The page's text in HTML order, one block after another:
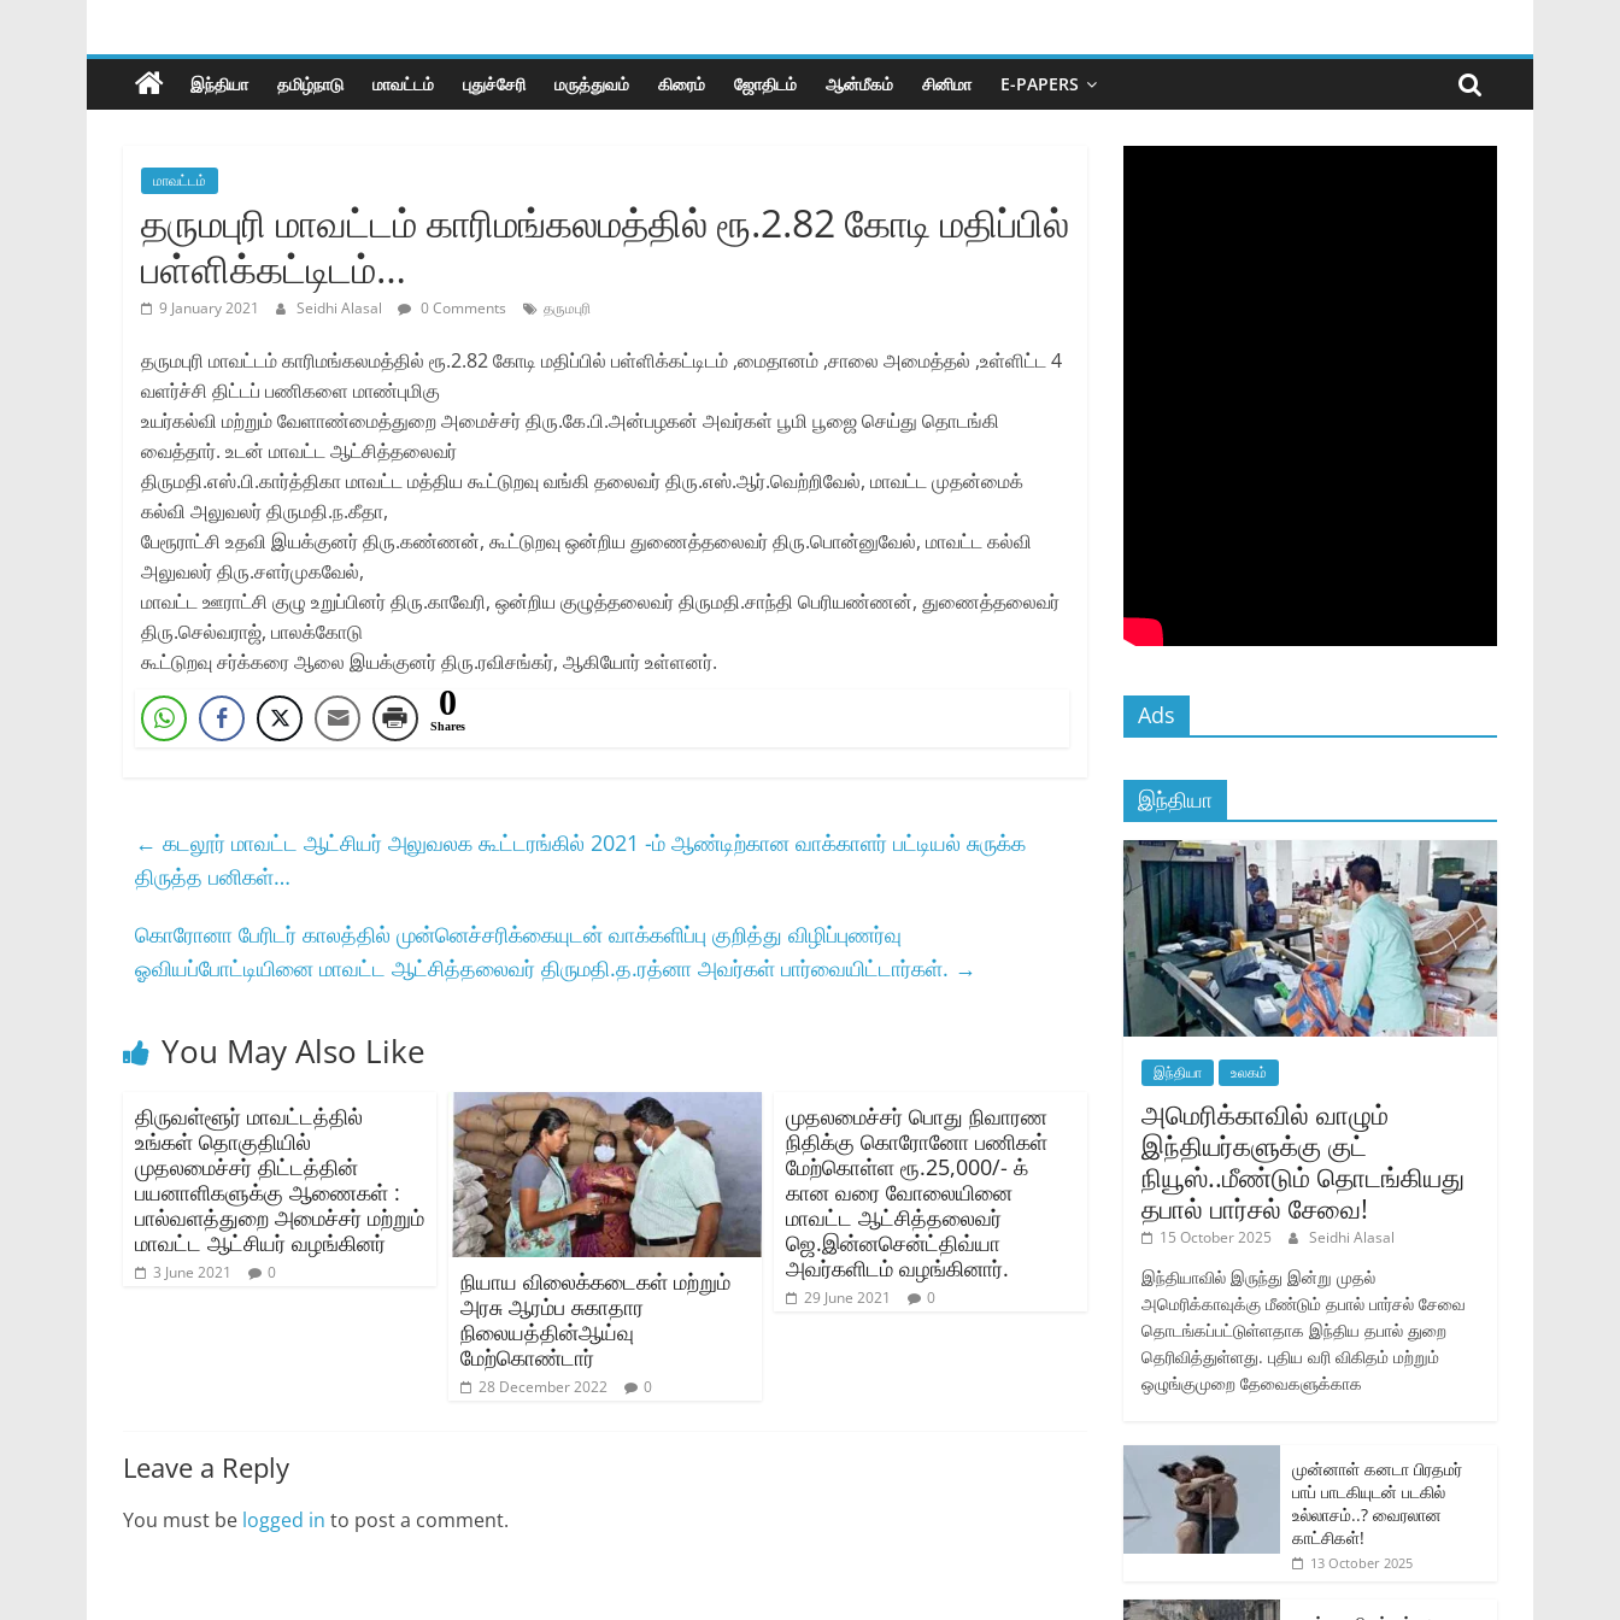
இந்தியா தமிழ்நாடு மாவட்டம் புதுச்சேரி மருத்துவம் கிரைம் ஜோ‌திட‌ம் ஆன்மீகம் சினிமா E-PAPERS
மாவட்டம்
தருமபுரி மாவட்டம்‌ காரிமங்கலமத்தில்‌ ரூ.2.82 கோடி மதிப்பில்‌
பள்ளிக்கட்டிடம்…
9 January 2021 Seidhi Alasal 0 Comments தருமபுரி
தருமபுரி மாவட்டம்‌ காரிமங்கலமத்தில்‌ ரூ.2.82 கோடி மதிப்பில்‌ பள்ளிக்கட்டிடம்‌ ,மைதானம்‌ ,சாலை அமைத்தல்‌ ,உள்ளிட்ட 4
வளர்ச்சி திட்டப்‌ பணிகளை மாண்புமிகு
உயர்கல்வி மற்றும்‌ வேளாண்மைத்துறை அமைச்சர்‌ திரு.கே.பி.அன்பழகன்‌ அவர்கள்‌ பூமி பூஜை செய்து தொடங்கி
வைத்தார்‌. உடன்‌ மாவட்ட ஆட்சித்தலைவர்‌
திருமதி.எஸ்‌.பி.கார்த்திகா மாவட்ட மத்திய கூட்டுறவு வங்கி தலைவர்‌ திரு.எஸ்‌.ஆர்‌.வெற்றிவேல்‌, மாவட்ட முதன்மைக்‌
கல்வி அலுவலர்‌ திருமதி.ந.கீதா,
பேரூராட்சி உதவி இயக்குனர்‌ திரு.கண்ணன்‌, கூட்டுறவு ஒன்றிய துணைத்தலைவர்‌ திரு.பொன்னுவேல்‌, மாவட்ட கல்வி
அலுவலர்‌ திரு.சளர்முகவேல்‌,
மாவட்ட ஊராட்சி குழு உறுப்பினர்‌ திரு.காவேரி, ஒன்றிய குழுத்தலைவர்‌ திருமதி.சாந்தி பெரியண்ணன்‌, துணைத்தலைவர்‌
திரு.செல்வராஜ்‌, பாலக்கோடு
கூட்டுறவு சர்க்கரை ஆலை இயக்குனர்‌ திரு.ரவிசங்கர்‌, ஆகியோர்‌ உள்ளனர்‌.
0
Shares
← கடலூர்‌ மாவட்ட ஆட்சியர்‌ அலுவலக கூட்டரங்கில்‌ 2021 -ம்‌ ஆண்டிற்கான வாக்காளர்‌ பட்டியல்‌ சுருக்க
திருத்த பனிகள்‌…
கொரோனா பேரிடர்‌ காலத்தில்‌ முன்னெச்சரிக்கையுடன்‌ வாக்களிப்பு குறித்து விழிப்புணர்வு
ஓவியப்போட்டியினை மாவட்ட ஆட்சித்தலைவர்‌ திருமதி.த.ரத்னா அவர்கள்‌ பார்வையிட்டார்கள்‌. →
You May Also Like
திருவள்ளூர் மாவட்டத்தில்
உங்கள் தொகுதியில்
முதலமைச்சர் திட்டத்தின்
பயனாளிகளுக்கு ஆணைகள் :
பால்வளத்துறை அமைச்சர் மற்றும்
மாவட்ட ஆட்சியர் வழங்கினர்
3 June 2021 0
நியாய விலைக்கடைகள் மற்றும்
அரசு ஆரம்ப சுகாதார
நிலையத்தின்ஆய்வு
மேற்கொண்டார்
28 December 2022 0
முதலமைச்சர் பொது நிவாரண
நிதிக்கு கொரோனோ பணிகள்
மேற்கொள்ள ரூ.25,000/- க்
கான வரை வோலையினை
மாவட்ட ஆட்சித்தலைவர்
ஜெ.இன்னசென்ட்திவ்யா
அவர்களிடம் வழங்கினார்.
29 June 2021 0
Leave a Reply
You must be logged in to post a comment.
Ads
இந்தியா
இந்தியா உலகம்
அமெரிக்காவில் வாழும்
இந்தியர்களுக்கு குட்
நியூஸ்..மீண்டும் தொடங்கியது
தபால் பார்சல் சேவை!
15 October 2025 Seidhi Alasal
இந்தியாவில் இருந்து இன்று முதல்
அமெரிக்காவுக்கு மீண்டும் தபால் பார்சல் சேவை
தொடங்கப்பட்டுள்ளதாக இந்திய தபால் துறை
தெரிவித்துள்ளது. புதிய வரி விகிதம் மற்றும்
ஒழுங்குமுறை தேவைகளுக்காக
முன்னாள் கனடா பிரதமர்
பாப் பாடகியுடன் படகில்
உல்லாசம்..? வைரலான
காட்சிகள்!
13 October 2025